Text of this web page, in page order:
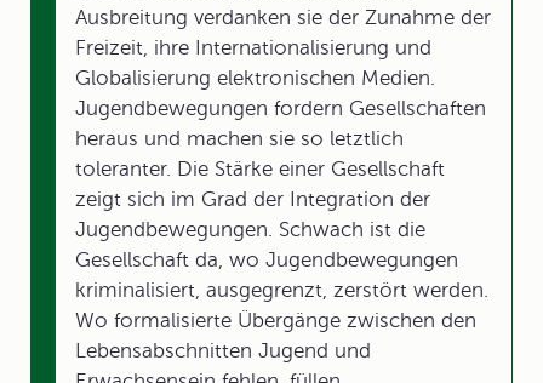
Ausbreitung verdanken sie der Zunahme der
Freizeit, ihre Internationalisierung und
Globalisierung elektronischen Medien.
Jugendbewegungen fordern Gesellschaften
heraus und machen sie so letztlich
toleranter. Die Stärke einer Gesellschaft
zeigt sich im Grad der Integration der
Jugendbewegungen. Schwach ist die
Gesellschaft da, wo Jugendbewegungen
kriminalisiert, ausgegrenzt, zerstört werden.
Wo formalisierte Übergänge zwischen den
Lebensabschnitten Jugend und